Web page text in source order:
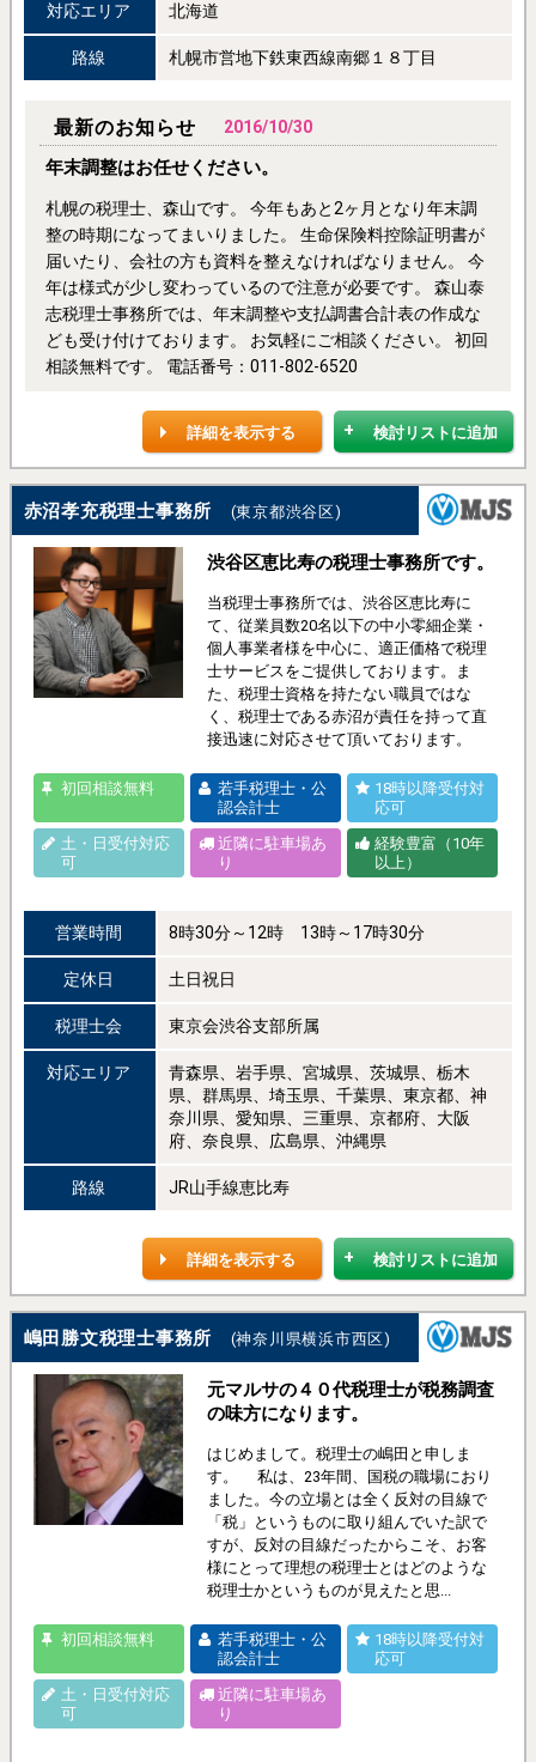
対応エリア 北海道
路線 札幌市営地下鉄東西線南郷１８丁目
最新のお知らせ 2016/10/30
年末調整はお任せください。
札幌の税理士、森山です。 今年もあと2ヶ月となり年末調
整の時期になってまいりました。 生命保険料控除証明書が
届いたり、会社の方も資料を整えなければなりません。 今
年は様式が少し変わっているので注意が必要です。 森山泰
志税理士事務所では、年末調整や支払調書合計表の作成な
ども受け付けております。 お気軽にご相談ください。 初回
相談無料です。 電話番号：011-802-6520
検討リストに追加
詳細を表示する
赤沼孝充税理士事務所 (東京都渋谷区)
渋谷区恵比寿の税理士事務所です。
当税理士事務所では、渋谷区恵比寿に
て、従業員数20名以下の中小零細企業・
個人事業者様を中心に、適正価格で税理
士サービスをご提供しております。ま
た、税理士資格を持たない職員ではな
く、税理士である赤沼が責任を持って直
接迅速に対応させて頂いております。
初回相談無料
若手税理士・公
認会計士
18時以降受付対
応可
土・日受付対応
可
近隣に駐車場あ
り
経験豊富（10年
以上）
営業時間 8時30分～12時 13時～17時30分
定休日 土日祝日
税理士会 東京会渋谷支部所属
対応エリア
青森県、岩手県、宮城県、茨城県、栃木
県、群馬県、埼玉県、千葉県、東京都、神
奈川県、愛知県、三重県、京都府、大阪
府、奈良県、広島県、沖縄県
路線 JR山手線恵比寿
検討リストに追加
詳細を表示する
嶋田勝文税理士事務所 (神奈川県横浜市西区)
元マルサの４０代税理士が税務調査
の味方になります。
はじめまして。税理士の嶋田と申しま
す。 私は、23年間、国税の職場におり
ました。今の立場とは全く反対の目線で
「税」というものに取り組んでいた訳で
すが、反対の目線だったからこそ、お客
様にとって理想の税理士とはどのような
税理士かというものが見えたと思...
初回相談無料
若手税理士・公
認会計士
18時以降受付対
応可
土・日受付対応
可
近隣に駐車場あ
り